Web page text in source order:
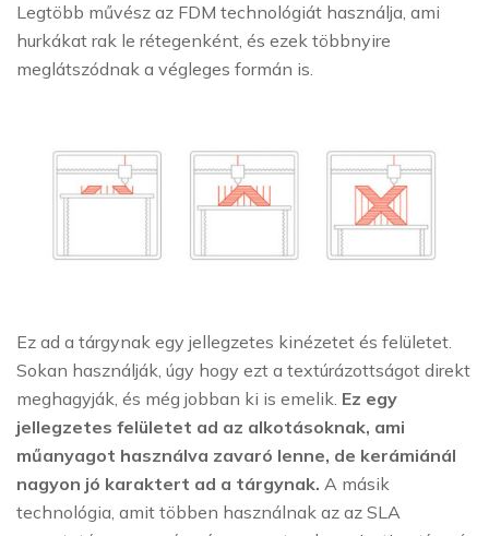
Legtöbb művész az FDM technológiát használja, ami
hurkákat rak le rétegenként, és ezek többnyire
meglátszódnak a végleges formán is.
Ez ad a tárgynak egy jellegzetes kinézetet és felületet.
Sokan használják, úgy hogy ezt a textúrázottságot direkt
meghagyják, és még jobban ki is emelik. Ez egy
jellegzetes felületet ad az alkotásoknak, ami
műanyagot használva zavaró lenne, de kerámiánál
nagyon jó karaktert ad a tárgynak. A másik
technológia, amit többen használnak az az SLA